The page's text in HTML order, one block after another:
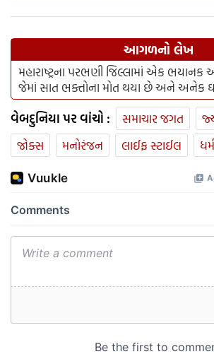
આગળનો લેખ
મહારાષ્ટ્રના પરભણી જિલ્લામાં એક ભયાનક
જેમાં સાત ભક્તોના મોત થયા છે અને અનેક
વેબદુનિયા પર વાંચો : સમાચાર જગત
જોક્સ
મનોરંજન લાઈફ સ્ટાઈલ ધર્મ